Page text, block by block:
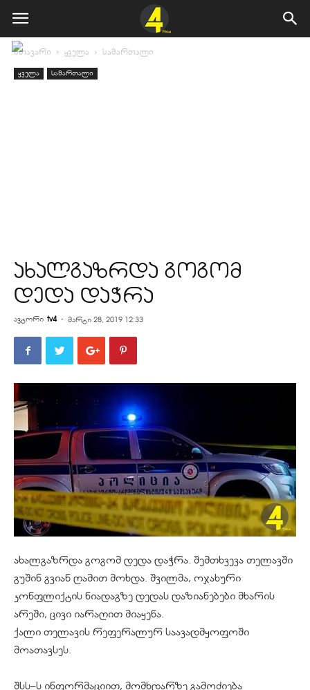
მთავარი ყველა სამართალი
ყველა სამართალი
ახალგაზრდა გოგომ
დედა დაჭრა
ავტორი tv4 - მარტი 28, 2019 12:33
ახალგაზრდა გოგომ დედა დაჭრა. შემთხვევა თელავში
გუშინ გვიან ღამით მოხდა. შვილმა, ოჯახური
კონფლიქტის ნიადაგზე დედას დაზიანებები მხარის
არეში, ცივი იარაღით მიაყენა.
ქალი თელავის რეფერალურ საავადმყოფოში
მოათავსეს.
შსს–ს ინფორმაციით, მომხდარზე გამოძიება